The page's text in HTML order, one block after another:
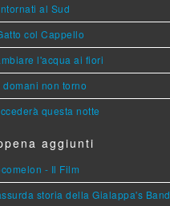
al Sud
col Cappello
l'acqua ai fiori
domani non torno
questa notte
aggiunti
- Il Film
storia della Gialappa's Band